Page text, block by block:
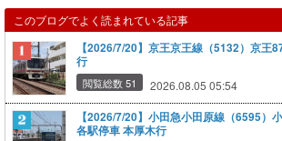
このブログでよく読まれている記事
【2026/7/20】京王京王線（5132）京王
行
閲覧総数 51 2026.08.05 05:54
【2026/7/20】小田急小田原線（6595）
各駅停車 本厚木行